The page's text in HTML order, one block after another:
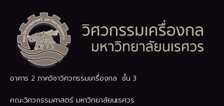
อาคาร 2 ภาควิชาวิศวกรรมเครื่องกล ชั้น 3
คณะวิศวกรรมศาสตร์ มหาวิทยาลัยนเรศวร